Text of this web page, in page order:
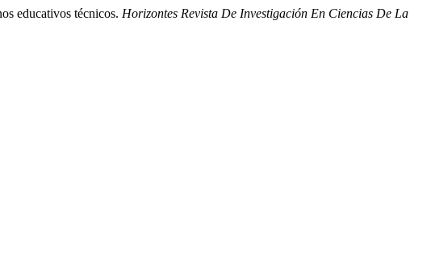
educativos técnicos. Horizontes Revista De Investigación En Ciencias De La